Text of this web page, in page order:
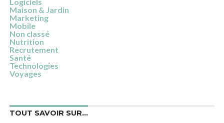
Maison & Jardin
Marketing
Mobile
Non classé
Nutrition
Recrutement
Santé
Technologies
Voyages
TOUT SAVOIR SUR…